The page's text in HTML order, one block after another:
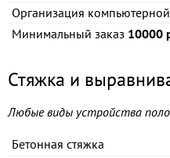
Организация компьютерной
Минимальный заказ 10000
Стяжка и
Любые виды устройства
Бетонная стяжка